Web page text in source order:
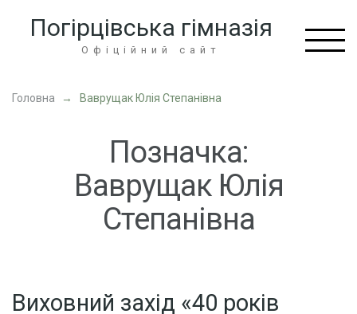
Enter)
Погірцівська гімназія
Офіційний сайт
Головна → Ваврущак Юлія Степанівна
Позначка:
Ваврущак Юлія
Степанівна
Виховний захід «40 років